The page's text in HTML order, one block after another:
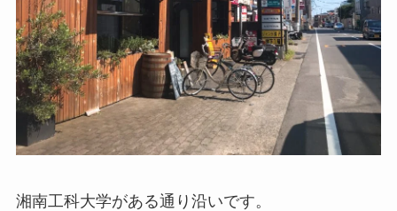
湘南工科大学がある通り沿いです。